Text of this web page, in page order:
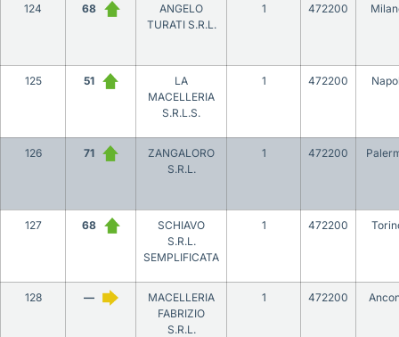
124 68
ANGELO
TURATI S.R.L.
1 472200
125 51
LA
MACELLERIA
S.R.L.S.
1 472200
126 71
ZANGALORO
S.R.L.
1 472200
127 68
SCHIAVO
S.R.L.
SEMPLIFICATA
1 472200
128 —
MACELLERIA
FABRIZIO
S.R.L.
1 472200